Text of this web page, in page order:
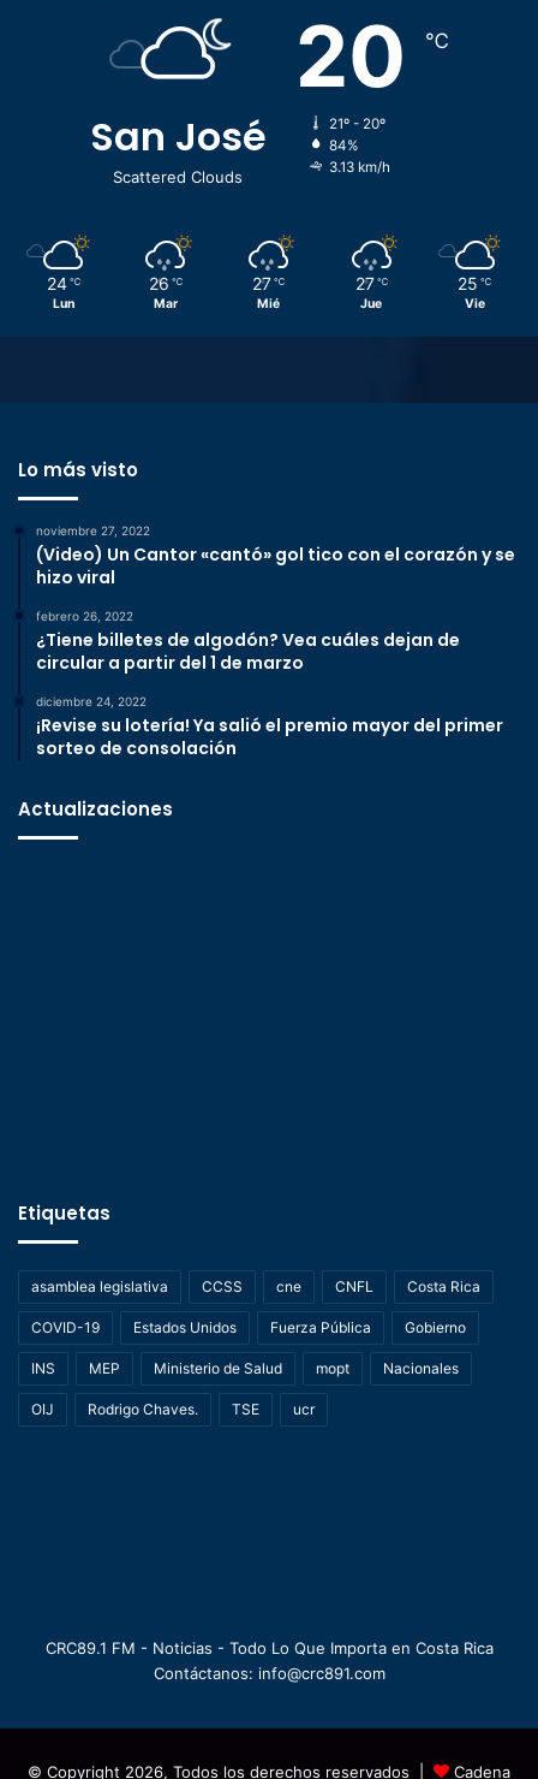
San José
Scattered Clouds
20 ℃
21º - 20º
84%
3.13 km/h
24 ℃
Lun
26 ℃
Mar
27 ℃
Mié
27 ℃
Jue
25 ℃
Vie
Lo más visto
noviembre 27, 2022
(Video) Un Cantor «cantó» gol tico con el corazón y se
hizo viral
febrero 26, 2022
¿Tiene billetes de algodón? Vea cuáles dejan de
circular a partir del 1 de marzo
diciembre 24, 2022
¡Revise su lotería! Ya salió el premio mayor del primer
sorteo de consolación
Actualizaciones
Etiquetas
asamblea legislativa CCSS cne CNFL Costa Rica
COVID-19 Estados Unidos Fuerza Pública Gobierno
INS MEP Ministerio de Salud mopt Nacionales
OIJ Rodrigo Chaves. TSE ucr
CRC89.1 FM - Noticias - Todo Lo Que Importa en Costa Rica
Contáctanos: info@crc891.com
© Copyright 2026, Todos los derechos reservados | Cadena